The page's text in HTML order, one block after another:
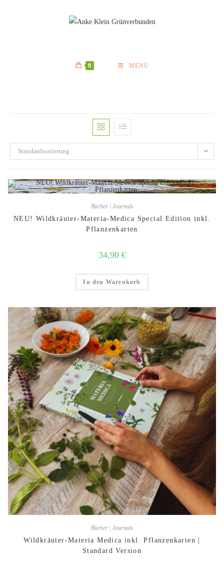
0 MENÜ
Standardsortierung
Bücher | Journals
NEU! Wildkräuter-Materia-Medica Special Edition inkl.
Pflanzenkarten
34,90 €
In den Warenkorb
Bücher | Journals
Wildkräuter-Materia Medica inkl. Pflanzenkarten |
Standard Version